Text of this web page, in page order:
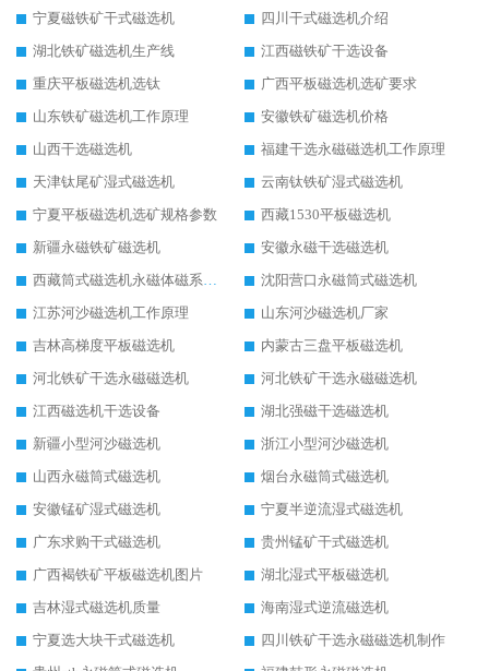
宁夏磁铁矿干式磁选机
四川干式磁选机介绍
湖北铁矿磁选机生产线
江西磁铁矿干选设备
重庆平板磁选机选钛
广西平板磁选机选矿要求
山东铁矿磁选机工作原理
安徽铁矿磁选机价格
山西干选磁选机
福建干选永磁磁选机工作原理
天津钛尾矿湿式磁选机
云南钛铁矿湿式磁选机
宁夏平板磁选机选矿规格参数
西藏1530平板磁选机
新疆永磁铁矿磁选机
安徽永磁干选磁选机
西藏筒式磁选机永磁体磁系设计
沈阳营口永磁筒式磁选机
江苏河沙磁选机工作原理
山东河沙磁选机厂家
吉林高梯度平板磁选机
内蒙古三盘平板磁选机
河北铁矿干选永磁磁选机
河北铁矿干选永磁磁选机
江西磁选机干选设备
湖北强磁干选磁选机
新疆小型河沙磁选机
浙江小型河沙磁选机
山西永磁筒式磁选机
烟台永磁筒式磁选机
安徽锰矿湿式磁选机
宁夏半逆流湿式磁选机
广东求购干式磁选机
贵州锰矿干式磁选机
广西褐铁矿平板磁选机图片
湖北湿式平板磁选机
吉林湿式磁选机质量
海南湿式逆流磁选机
宁夏选大块干式磁选机
四川铁矿干选永磁磁选机制作